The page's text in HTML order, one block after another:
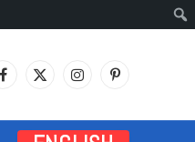
Facebook
X
InstagramPinterest